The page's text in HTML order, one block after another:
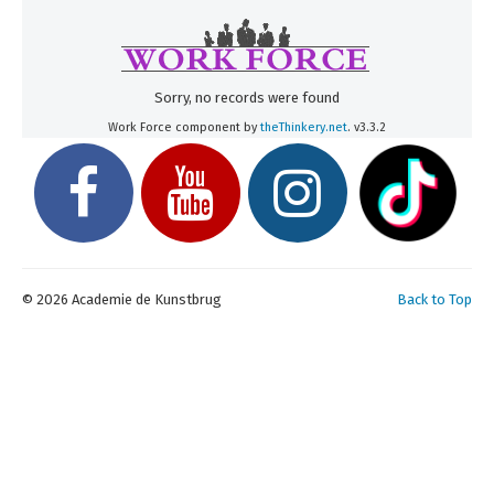
Uurroosters 25-26
Uurroosters 26-27
Contact
Projecten
Aanmelden
Afwezigheden
Secretariaat
Sorry, no records were found
Work Force component bytheThinkery.net. v3.3.2
Back to Top
© 2026 Academie de Kunstbrug